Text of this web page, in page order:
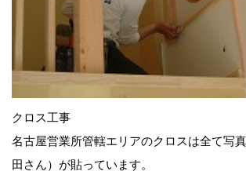
クロス工事
名古屋営業所管轄エリアのクロスは全て写
田さん）が貼っています。